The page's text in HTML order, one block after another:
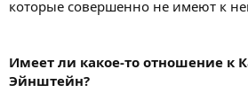
которые совершенно не имеют к
Имеет ли какое-то отношение к
Эйнштейн?